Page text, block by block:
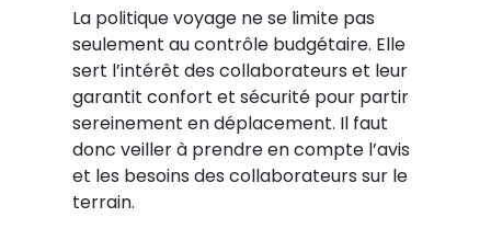
La politique voyage ne se limite pas
seulement au contrôle budgétaire. Elle
sert l’intérêt des collaborateurs et leur
garantit confort et sécurité pour partir
sereinement en déplacement. Il faut
donc veiller à prendre en compte l’avis
et les besoins des collaborateurs sur le
terrain.